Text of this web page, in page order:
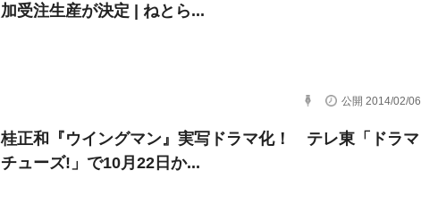
加受注生産が決定 | ねとら...
公開 2014/02/06
桂正和『ウイングマン』実写ドラマ化！ テレ東「ドラマ
チューズ!」で10月22日か...